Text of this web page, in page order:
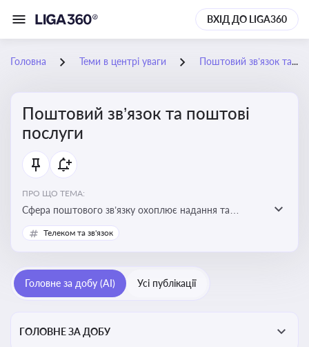
ВХІД ДО LIGA360
Головна Теми в центрі уваги Поштовий зв’язок та поштові послуги
Поштовий зв’язок та поштові
послуги
ПРО ЩО ТЕМА:
Сфера поштового зв’язку охоплює надання та
контроль послуг поштового обслуговування, що
регулюється спеціальним законодавством. Для
ліцензійних умов, участі в державних реєстрах і
забезпечення прав споживачів.
Телеком та зв'язок
Головне за добу (AI) Усі публікації
ГОЛОВНЕ ЗА ДОБУ